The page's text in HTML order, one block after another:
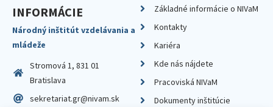
INFORMÁCIE
Národný inštitút vzdelávania a
mládeže
Stromová 1, 831 01
Bratislava
sekretariat.gr@nivam.sk
Základné informácie o NIVaM
Kontakty
Kariéra
Kde nás nájdete
Pracoviská NIVaM
Dokumenty inštitúcie